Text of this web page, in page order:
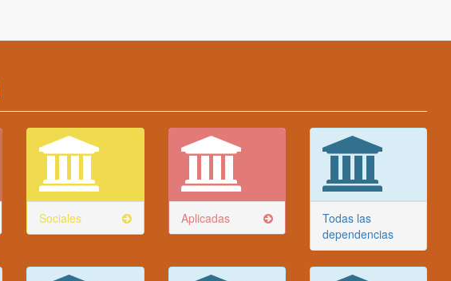
Sociales Aplicadas
Todas las
dependencias